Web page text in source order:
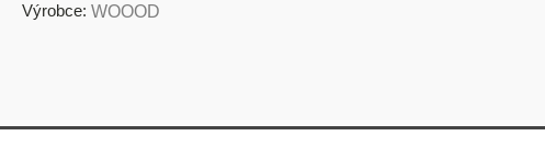
Výrobce: WOOOD